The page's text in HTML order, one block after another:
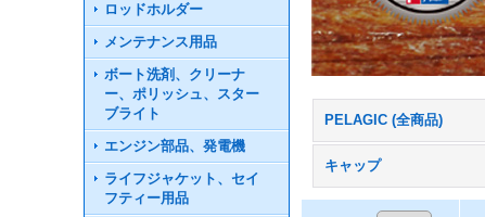
ロッドホルダー
メンテナンス用品
ボート洗剤、クリーナ
ー、ポリッシュ、スター
ブライト
エンジン部品、発電機
ライフジャケット、セイ
フティー用品
PELAGIC (全商品)
キャップ